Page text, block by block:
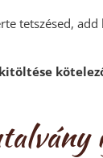
tetszésed, add